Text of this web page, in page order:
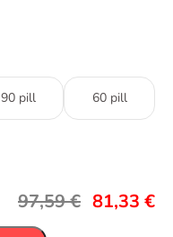
90 pill 60 pill
97,59€ 81,33 €